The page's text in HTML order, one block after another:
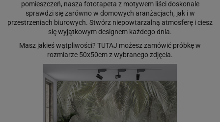
pomieszczeń, nasza fototapeta z motywem liści doskonale
sprawdzi się zarówno w domowych aranżacjach, jak i w
przestrzeniach biurowych. Stwórz niepowtarzalną atmosferę i ciesz
się wyjątkowym designem każdego dnia.
Masz jakieś wątpliwości? TUTAJ możesz zamówić próbkę w
rozmiarze 50x50cm z wybranego zdjęcia.